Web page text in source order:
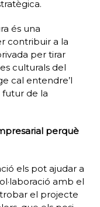
és una
contribuir a la
per tirar
culturals del
cal entendre’l
futur de la
perquè
els pot ajudar a
amb el
el projecte